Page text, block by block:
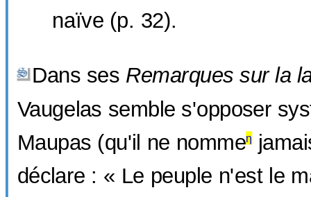
naïve (p. 32).
Dans ses Remarques sur la
Vaugelas semble s'opposer
Maupas (qu'il ne nommeη
déclare : « Le peuple n'est le